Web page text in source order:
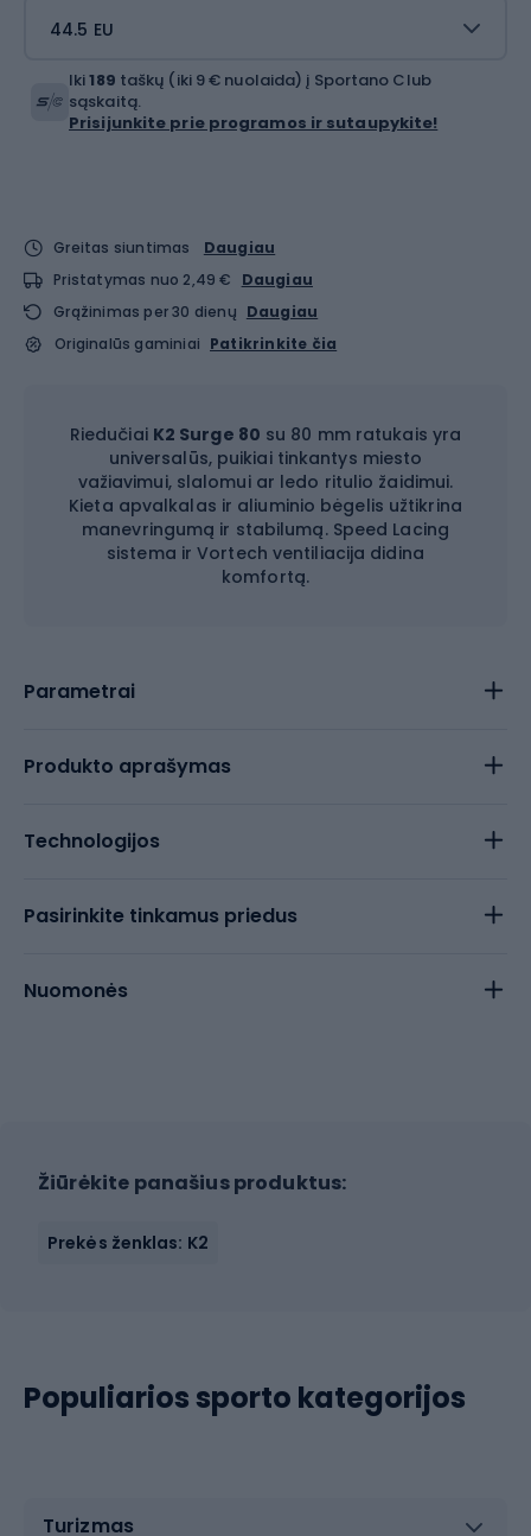
44.5 EU
Iki189 taškų (iki 9 € nuolaida) į Sportano Club
sąskaitą.
Prisijunkite prie programos ir sutaupykite!
Greitas siuntimas
Daugiau
Pristatymas nuo 2,49 €
Daugiau
Grąžinimas per 30 dienų Daugiau
Originalūs gaminiai Patikrinkite čia
Riedučiai K2 Surge 80 su 80 mm ratukais yra
universalūs, puikiai tinkantys miesto
važiavimui, slalomui ar ledo ritulio žaidimui.
Kieta apvalkalas ir aliuminio bėgelis užtikrina
manevringumą ir stabilumą. Speed Lacing
sistema ir Vortech ventiliacija didina
komfortą.
Parametrai
Produkto aprašymas
Technologijos
Pasirinkite tinkamus priedus
Nuomonės
Žiūrėkite panašius produktus:
Prekės ženklas: K2
Populiarios sporto kategorijos
Turizmas